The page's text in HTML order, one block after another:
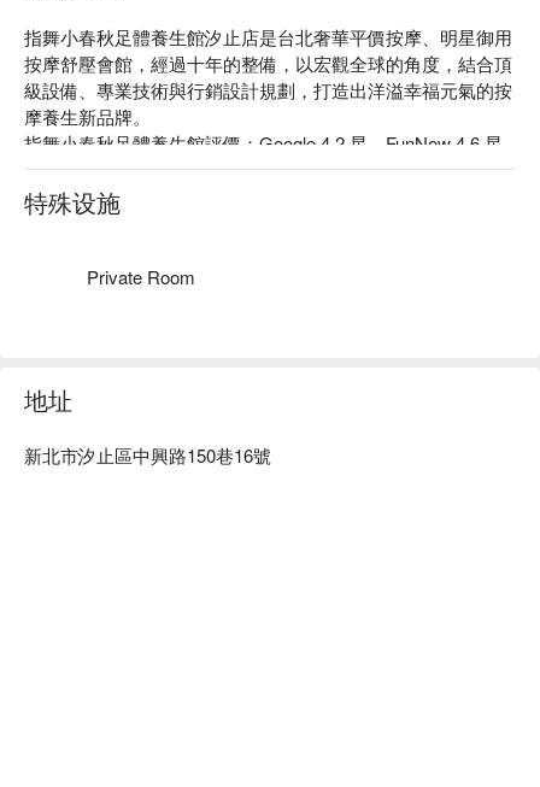
指舞小春秋足體養生館汐止店是台北奢華平價按摩、明星御用
按摩舒壓會館，經過十年的整備，以宏觀全球的角度，結合頂
級設備、專業技術與行銷設計規劃，打造出洋溢幸福元氣的按
摩養生新品牌。
指舞小春秋足體養生館評價：Google 4.2 星、FunNow 4.6 星
指舞小春秋足體養生館是最早導入「 流程管理 」的按摩店，
確保客人任何時段來，都能享有一致的服務。
指舞小春秋足體養生館店家嚴格要求按摩師的素養，以專業的
特殊设施
Private Room
地址
新北市汐止區中興路150巷16號